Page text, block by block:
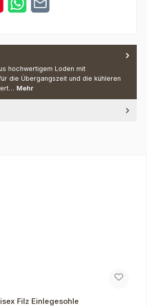
hochwertigem Loden mit
die Übergangszeit und die kühleren
Mehr
Filz Einlegesohle